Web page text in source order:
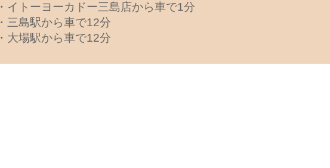
・イトーヨーカドー三島店から車で1分
・三島駅から車で12分
・大場駅から車で12分